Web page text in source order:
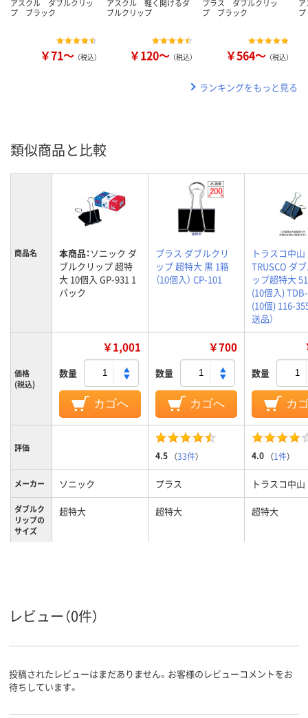
アスクル ダブルクリッ
プ ブラック
￥71～ （税込）
アスクル 軽く開けるダ
ブルクリップ
￥120～ （税込）
プラス ダブルクリッ
プ ブラック
￥564～ （税込）
ランキングをもっと見る
類似商品と比較
商品名 本商品：ソニック ダ
ブルクリップ 超特
大 10個入 GP-931 1
パック
プラス ダブルクリ
ップ 超特大 黒 1箱
（10個入） CP-101
トラスコ中山
TRUSCO ダ
ップ超特大
(10個入)
(10個) 116-
送品）
価格
(税込)
￥1,001
数量
カゴへ
￥700
数量
カゴへ
数量
カ
評価
4.5 （33件） 4.0 （1件）
メーカー ソニック プラス トラスコ中山
ダブルク
リップの
サイズ
超特大 超特大 超特大
レビュー（0件）
投稿されたレビューはまだありません。お客様のレビューコメントをお
待ちしています。